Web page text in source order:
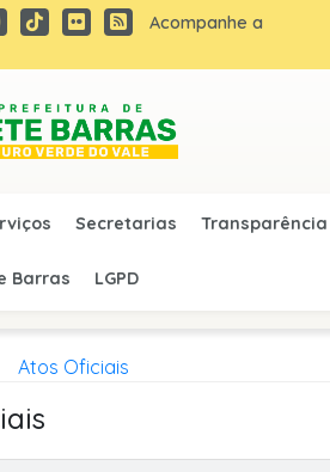
Acompanhe a
Secretarias Transparência
Barras LGPD
Atos Oficiais